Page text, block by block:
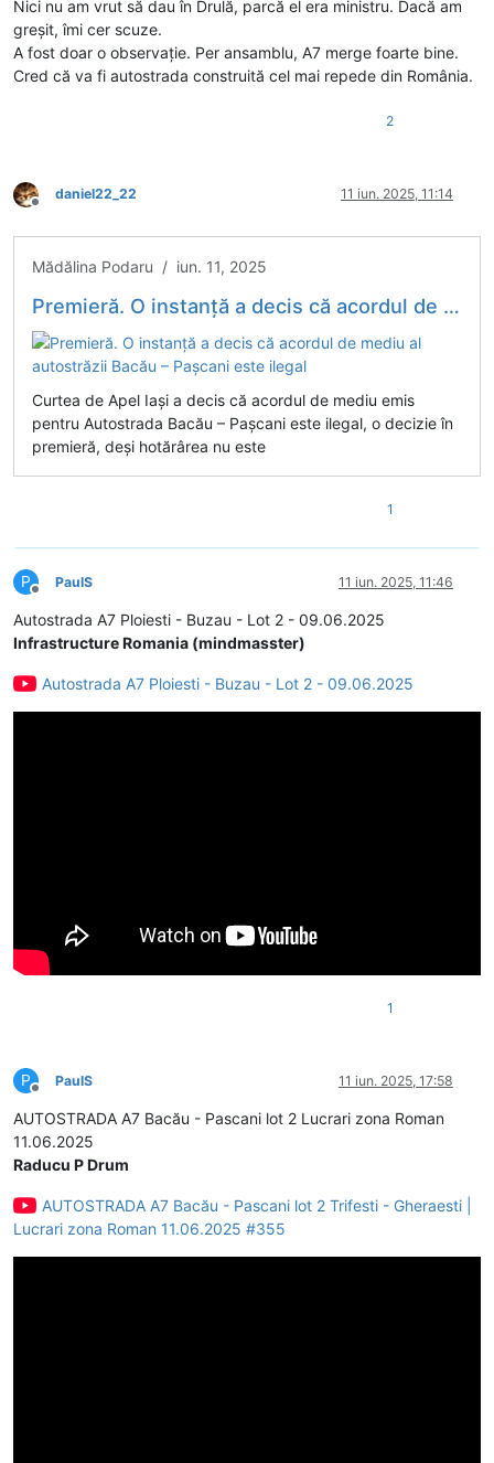
Nici nu am vrut să dau în Drulă, parcă el era ministru. Dacă am
greșit, îmi cer scuze.
A fost doar o observație. Per ansamblu, A7 merge foarte bine.
Cred că va fi autostrada construită cel mai repede din România.
2
Deconectat
daniel22_22 11 iun. 2025, 11:14
Mădălina Podaru / iun. 11, 2025
Premieră. O instanță a decis că acordul de mediu al autostrăzii Bacău – Pașcani este ilegal
Curtea de Apel Iași a decis că acordul de mediu emis
pentru Autostrada Bacău – Pașcani este ilegal, o decizie în
premieră, deși hotărârea nu este
1
P
Deconectat
PaulS 11 iun. 2025, 11:46
Autostrada A7 Ploiesti - Buzau - Lot 2 - 09.06.2025
Infrastructure Romania (mindmasster)
Autostrada A7 Ploiesti - Buzau - Lot 2 - 09.06.2025
1
P
Deconectat
PaulS 11 iun. 2025, 17:58
AUTOSTRADA A7 Bacău - Pascani lot 2 Lucrari zona Roman
11.06.2025
Raducu P Drum
AUTOSTRADA A7 Bacău - Pascani lot 2 Trifesti - Gheraesti |
Lucrari zona Roman 11.06.2025 #355